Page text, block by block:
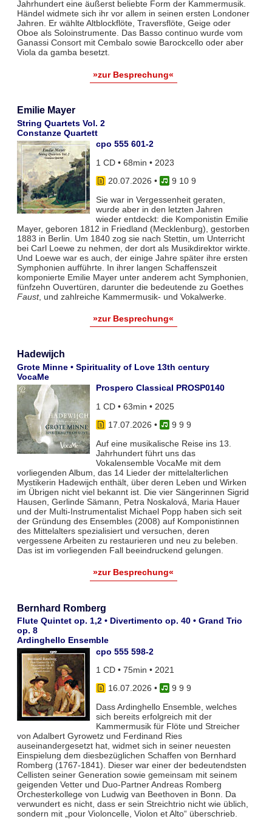
Jahrhundert eine äußerst beliebte Form der Kammermusik.
Händel widmete sich ihr vor allem in seinen ersten Londoner
Jahren. Er wählte Altblockflöte, Traversflöte, Geige oder
Oboe als Soloinstrumente. Das Basso continuo wurde vom
Ganassi Consort mit Cembalo sowie Barockcello oder aber
Viola da gamba besetzt.
»zur Besprechung«
Emilie Mayer
String Quartets Vol. 2
Constanze Quartett
cpo 555 601-2
1 CD • 68min • 2023
20.07.2026 •
9 10 9
Sie war in Vergessenheit geraten,
wurde aber in den letzten Jahren
wieder entdeckt: die Komponistin Emilie
Mayer, geboren 1812 in Friedland (Mecklenburg), gestorben
1883 in Berlin. Um 1840 zog sie nach Stettin, um Unterricht
bei Carl Loewe zu nehmen, der dort als Musikdirektor wirkte.
Und Loewe war es auch, der einige Jahre später ihre ersten
Symphonien aufführte. In ihrer langen Schaffenszeit
komponierte Emilie Mayer unter anderem acht Symphonien,
fünfzehn Ouvertüren, darunter die bedeutende zu Goethes
Faust, und zahlreiche Kammermusik- und Vokalwerke.
»zur Besprechung«
Hadewijch
Grote Minne • Spirituality of Love 13th century
VocaMe
Prospero Classical PROSP0140
1 CD • 63min • 2025
17.07.2026 •
9 9 9
Auf eine musikalische Reise ins 13.
Jahrhundert führt uns das
Vokalensemble VocaMe mit dem
vorliegenden Album, das 14 Lieder der mittelalterlichen
Mystikerin Hadewijch enthält, über deren Leben und Wirken
im Übrigen nicht viel bekannt ist. Die vier Sängerinnen Sigrid
Hausen, Gerlinde Sämann, Petra Noskalová, Maria Hauer
und der Multi-Instrumentalist Michael Popp haben sich seit
der Gründung des Ensembles (2008) auf Komponistinnen
des Mittelalters spezialisiert und versuchen, deren
vergessene Arbeiten zu restaurieren und neu zu beleben.
Das ist im vorliegenden Fall beeindruckend gelungen.
»zur Besprechung«
Bernhard Romberg
Flute Quintet op. 1,2 • Divertimento op. 40 • Grand Trio
op. 8
Ardinghello Ensemble
cpo 555 598-2
1 CD • 75min • 2021
16.07.2026 •
9 9 9
Dass Ardinghello Ensemble, welches
sich bereits erfolgreich mit der
Kammermusik für Flöte und Streicher
von Adalbert Gyrowetz und Ferdinand Ries
auseinandergesetzt hat, widmet sich in seiner neuesten
Einspielung dem diesbezüglichen Schaffen von Bernhard
Romberg (1767-1841). Dieser war einer der bedeutendsten
Cellisten seiner Generation sowie gemeinsam mit seinem
geigenden Vetter und Duo-Partner Andreas Romberg
Orchesterkollege von Ludwig van Beethoven in Bonn. Da
verwundert es nicht, dass er sein Streichtrio nicht wie üblich,
sondern mit „pour Violoncelle, Violon et Alto“ überschrieb.